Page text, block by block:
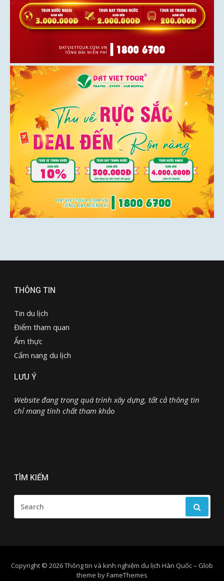
THÔNG TIN
Tin du lịch
Điểm tham quan
Ẩm thực
Cẩm nang du lịch
LƯU Ý
Website đang trong quá trình xây dựng, tất cả thông tin
chỉ mang tính chất tham khảo
TÌM KIẾM
FOR:
Copyright © 2026 Thông tin và kinh nghiệm du lịch Hàn Quốc– Glob
theme byFameThemes